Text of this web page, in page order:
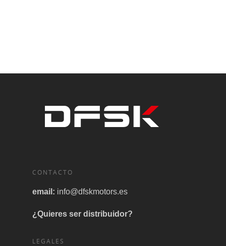
CONTACTO
email: info@dfskmotors.es
¿Quieres ser distribuidor?
LEGALES